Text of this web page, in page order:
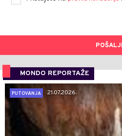
POŠALJI
MONDO REPORTAŽE
PUTOVANJA
21.07.2026.